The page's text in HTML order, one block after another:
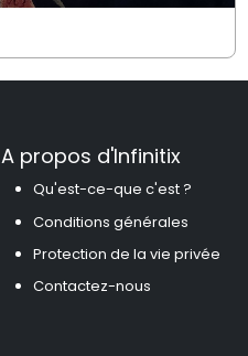
A propos d'Infinitix
Qu'est-ce-que c'est ?
Conditions générales
Protection de la vie privée
Contactez-nous